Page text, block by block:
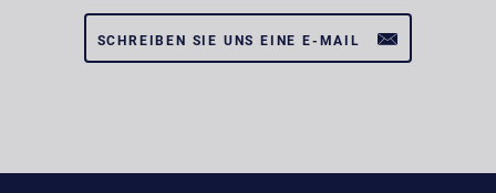
SCHREIBEN SIE UNS EINE E-MAIL